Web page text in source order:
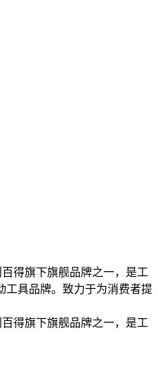
得旗下旗舰品牌之一，是工
工具品牌。致力于为消费者提
得旗下旗舰品牌之一，是工